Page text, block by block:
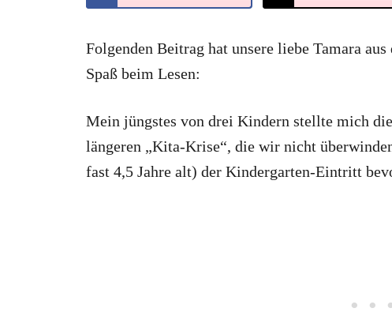
Folgenden Beitrag hat unsere liebe Tamara
Spaß beim Lesen:
Mein jüngstes von drei Kindern stellte mich
längeren „Kita-Krise“, die wir nicht
fast 4,5 Jahre alt) der Kindergarten-Eintritt